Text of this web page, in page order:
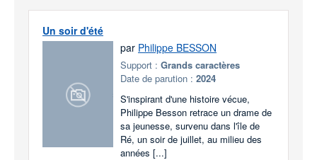
Un soir d'été
par Philippe BESSON
Support : Grands caractères
Date de parution : 2024
S'inspirant d'une histoire vécue,
Philippe Besson retrace un drame de
sa jeunesse, survenu dans l'île de
Ré, un soir de juillet, au milieu des
années [...]